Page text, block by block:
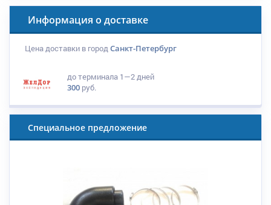
Информация о доставке
Цена доставки в городСанкт-Петербург
до терминала 1—2 дней
300 руб.
Специальное предложение